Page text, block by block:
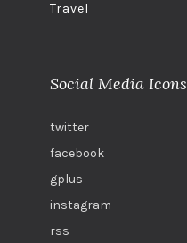
Travel
Social Media Icons
twitter
facebook
gplus
instagram
rss